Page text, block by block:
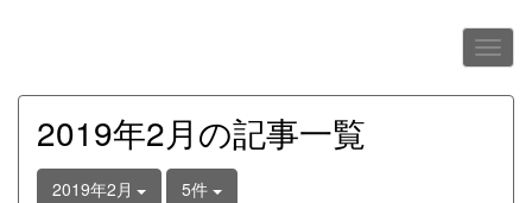
2019年2月の記事一覧
2019年2月 5件